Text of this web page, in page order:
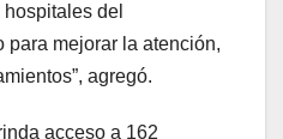
del
mejorar la atención,
agregó.
acceso a 162